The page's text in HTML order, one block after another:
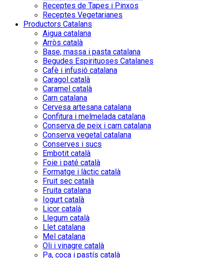
Receptes de Tapes i Pinxos
Receptes Vegetarianes
Productors Catalans
Aigua catalana
Arròs català
Base, massa i pasta catalana
Begudes Espirituoses Catalanes
Cafè i infusió catalana
Caragol català
Caramel català
Carn catalana
Cervesa artesana catalana
Confitura i melmelada catalana
Conserva de peix i carn catalana
Conserva vegetal catalana
Conserves i sucs
Embotit català
Foie i paté català
Formatge i làctic català
Fruit sec català
Fruita catalana
Iogurt català
Licor català
Llegum català
Llet catalana
Mel catalana
Oli i vinagre català
Pa, coca i pastís català